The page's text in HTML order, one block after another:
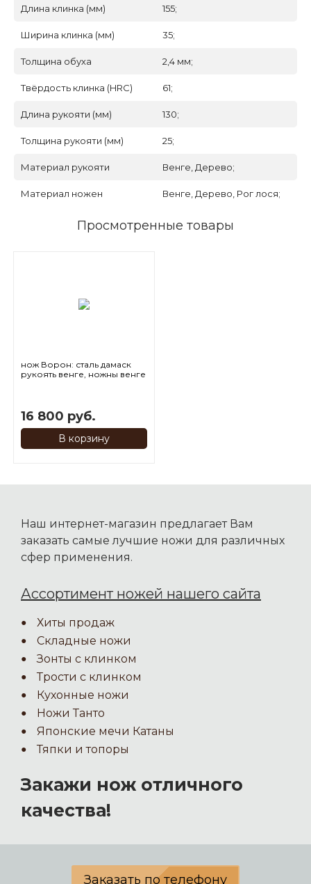
Длина клинка (мм) 155;
Ширина клинка (мм) 35;
Толщина обуха 2,4 мм;
Твёрдость клинка (HRC) 61;
Длина рукояти (мм) 130;
Толщина рукояти (мм) 25;
Материал рукояти Венге, Дерево;
Материал ножен Венге, Дерево, Рог лося;
Просмотренные товары
нож Ворон: сталь дамаск
рукоять венге, ножны венге
16 800 руб.
В корзину
Наш интернет-магазин предлагает Вам
заказать самые лучшие ножи для различных
сфер применения.
Ассортимент ножей нашего сайта
Хиты продаж
Складные ножи
Зонты с клинком
Трости с клинком
Кухонные ножи
Ножи Танто
Японские мечи Катаны
Тяпки и топоры
Закажи нож отличного
качества!
Заказать по телефону